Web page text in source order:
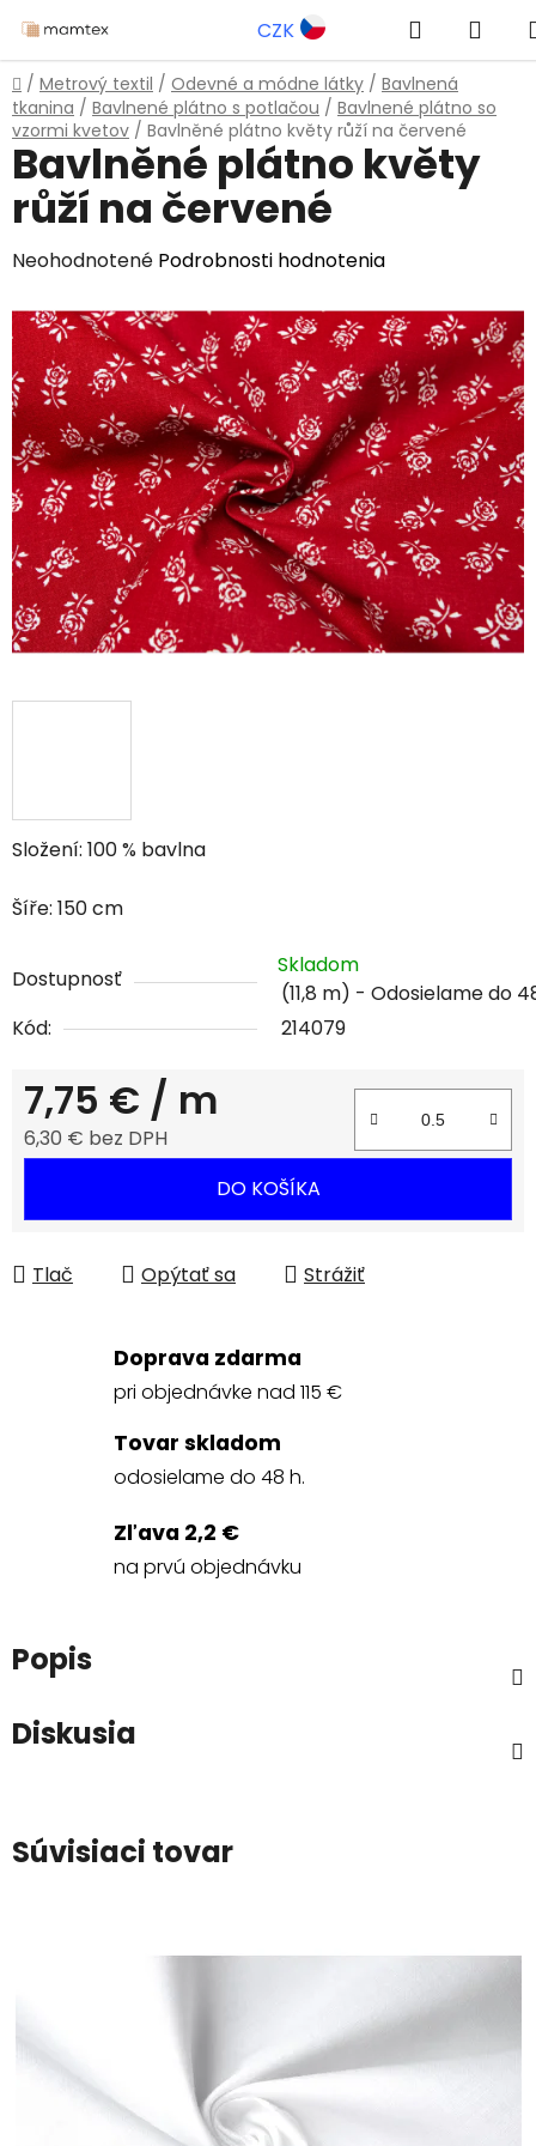
na
obsah
CZK Hľadať
Domov
/ Metrový textil / Odevné a módne látky / Bavlnená
tkanina / Bavlnené plátno s potlačou / Bavlnené plátno so
vzormi kvetov / Bavlněné plátno květy růží na červené
Složení: 100 % bavlna
Šíře: 150 cm
Dostupnosť
Skladom
(11,8 m)
Kód:
214079
7,75 € / m
6,30 € bez DPH
DO KOŠÍKA
Tlač Opýtať sa Strážiť
Bavlněné plátno květy
růží na červené
Priemerné
produktu
0,0
z
5
hviezdičiek.
Neohodnotené Podrobnosti hodnotenia
Doprava zdarma
pri objednávke nad 115 €
Tovar skladom
odosielame do 48 h.
Zľava 2,2 €
na prvú objednávku
Popis
Diskusia
Súvisiaci tovar